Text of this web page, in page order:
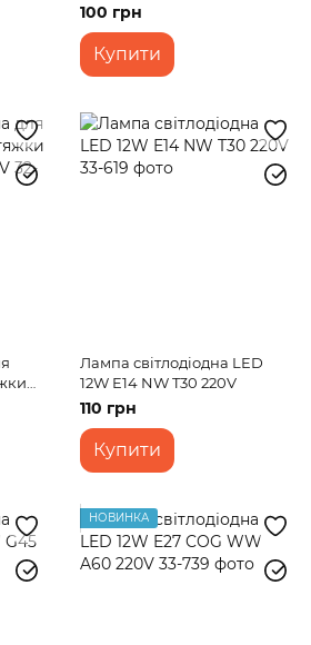
100 грн
Купити
Лампа світлодіодна LED
12W E14 NW T30 220V
110 грн
Купити
НОВИНКА